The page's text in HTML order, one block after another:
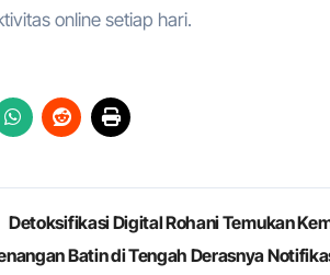
online setiap hari.
Detoksifikasi Digital Rohani Temukan
Batin di Tengah Derasnya